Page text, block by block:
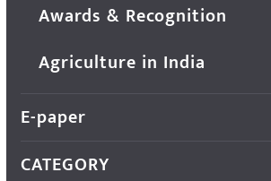
Awards & Recognition
Agriculture in India
E-paper
CATEGORY